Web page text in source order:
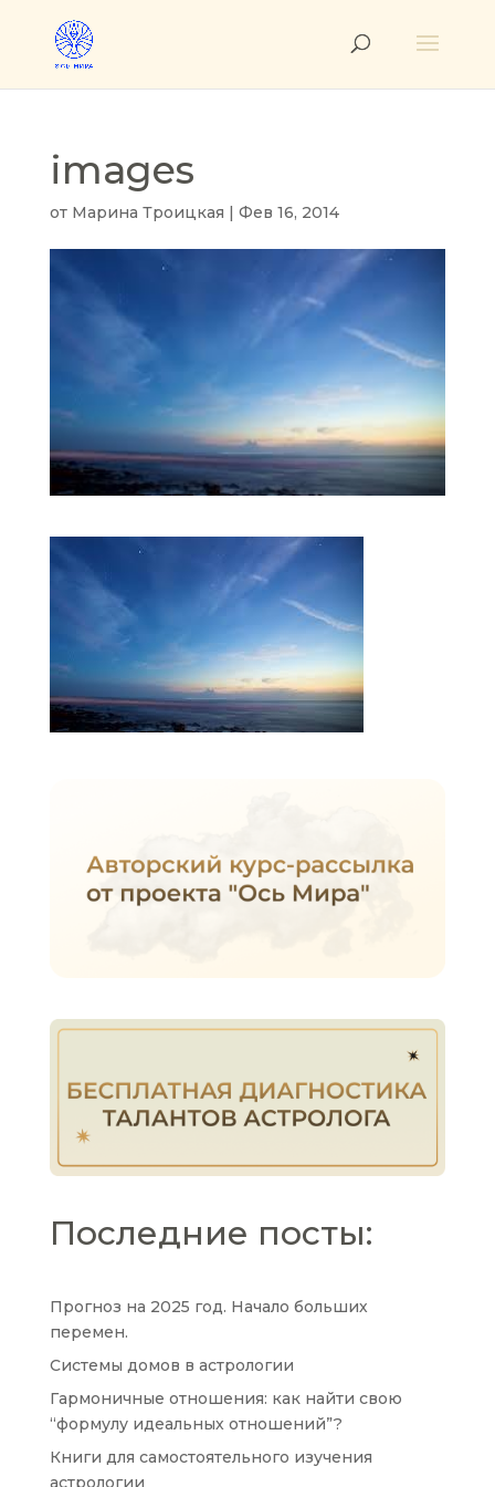
images
от Марина Троицкая | Фев 16, 2014
Последние посты:
Прогноз на 2025 год. Начало больших
перемен.
Системы домов в астрологии
Гармоничные отношения: как найти свою
“формулу идеальных отношений”?
Книги для самостоятельного изучения
астрологии